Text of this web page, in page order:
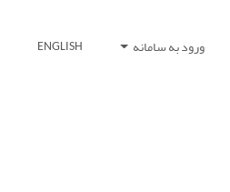
ورود به سامانه ENGLISH